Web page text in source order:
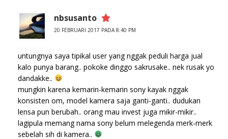
nbsusanto
20 FEBRUARI 2017 PADA 8:40 PM
untungnya saya tipikal user yang nggak peduli harga jual
kalo punya barang.. pokoke dinggo sakrusake.. nek rusak yo
dandakke..
mungkin karena kemarin-kemarin sony kayak nggak
konsisten om, model kamera saja ganti-ganti.. dudukan
lensa pun berubah.. orang mau invest juga mikir-mikir..
lagipula memang nama sony belum melegenda merk-merk
sebelah sih di kamera..